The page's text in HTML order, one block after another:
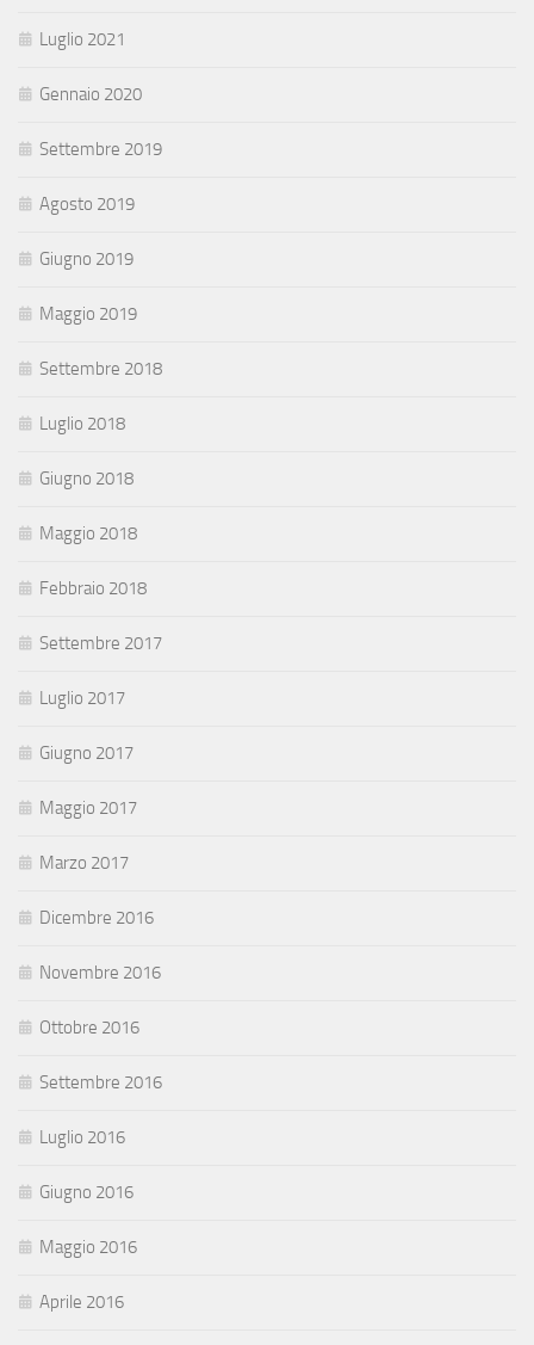
Luglio 2021
Gennaio 2020
Settembre 2019
Agosto 2019
Giugno 2019
Maggio 2019
Settembre 2018
Luglio 2018
Giugno 2018
Maggio 2018
Febbraio 2018
Settembre 2017
Luglio 2017
Giugno 2017
Maggio 2017
Marzo 2017
Dicembre 2016
Novembre 2016
Ottobre 2016
Settembre 2016
Luglio 2016
Giugno 2016
Maggio 2016
Aprile 2016